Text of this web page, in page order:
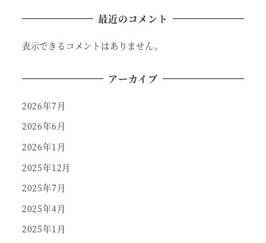
最近のコメント
表示できるコメントはありません。
アーカイブ
2026年7月
2026年6月
2026年1月
2025年12月
2025年7月
2025年4月
2025年1月